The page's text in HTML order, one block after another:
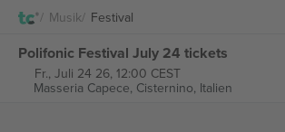
Musik Festival
Polifonic Festival July 24 tickets
Fr., Juli 24 26, 12:00 CEST
Masseria Capece, Cisternino, Italien